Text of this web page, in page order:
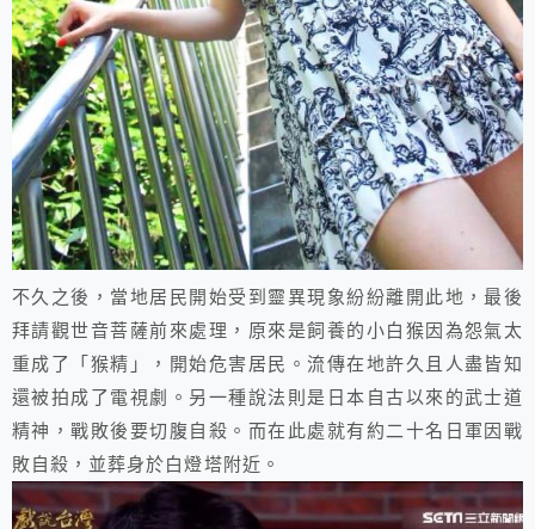
不久之後，當地居民開始受到靈異現象紛紛離開此地，最後
拜請觀世音菩薩前來處理，原來是飼養的小白猴因為怨氣太
重成了「猴精」，開始危害居民。流傳在地許久且人盡皆知
還被拍成了電視劇。另一種說法則是日本自古以來的武士道
精神，戰敗後要切腹自殺。而在此處就有約二十名日軍因戰
敗自殺，並葬身於白燈塔附近。